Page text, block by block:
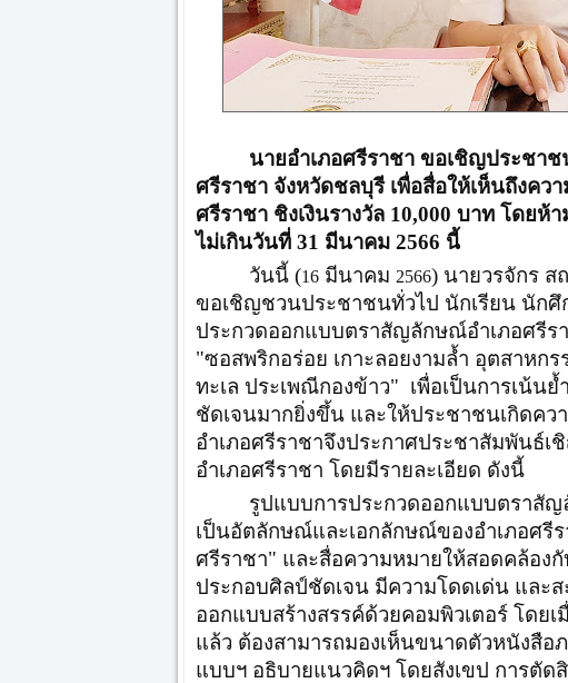
นายอำเภอศรีราชา ขอเชิญประชา
ศรีราชา จังหวัดชลบุรี เพื่อสื่อให้เห็นถึงค
ศรีราชา ชิงเงินรางวัล 10,000 บาท โดย
ไม่เกินวันที่ 31 มีนาคม 2566 นี้
วันนี้ (16มีนาคม 2566) นายวรจักร ส
ขอเชิญชวนประชาชนทั่วไป นักเรียน นัก
ประกวดออกแบบตราสัญลักษณ์อำเภอศรีร
"ซอสพริกอร่อย เกาะลอยงามล้ำ อุตสาหกร
ทะเล ประเพณีกองข้าว" เพื่อเป็นการเน้น
ชัดเจนมากยิ่งขึ้น และให้ประชาชนเกิดค
อำเภอศรีราชาจึงประกาศประชาสัมพัน
อำเภอศรีราชา โดยมีรายละเอียด ดังนี้
รูปแบบการประกวดออกแบบตราสัญ
เป็นอัตลักษณ์และเอกลักษณ์ของอำเภอศ
ศรีราชา" และสื่อความหมายให้สอดคล้อ
ประกอบศิลป์ชัดเจน มีความโดดเด่น และ
ออกแบบสร้างสรรค์ด้วยคอมพิวเตอร์ โด
แล้ว ต้องสามารถมองเห็นขนาดตัวหนังสื
แบบฯ อธิบายแนวคิดฯ โดยสังเขป การตั